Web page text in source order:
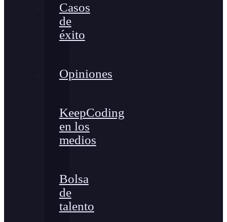
Casos
de
éxito
Opiniones
KeepCoding
en los
medios
Bolsa
de
talento